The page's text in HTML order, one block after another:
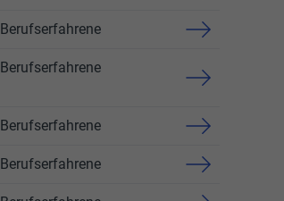
Berufserfahrene
Berufserfahrene
Berufserfahrene
Berufserfahrene